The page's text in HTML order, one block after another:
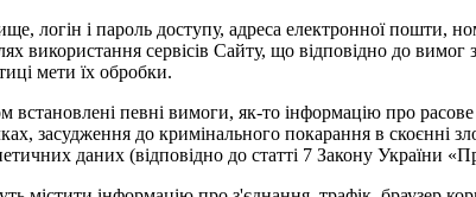
логін і пароль доступу, адреса електронної пошти,
використання сервісів Сайту, що відповідно до
мети їх обробки.
певні вимоги, як-то інформацію про расове
засудження до кримінального покарання в скоєнні
даних (відповідно до статті 7 Закону України